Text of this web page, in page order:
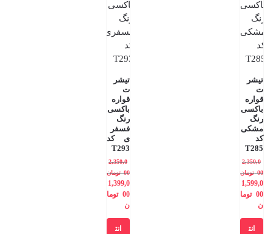
تیشر
ت
قواره
باکسی
رنگ
مشکی
کد
T285
2,350,0
00 تومان
1,599,0
00 توما
ن
انت
تیشر
ت
قواره
باکسی
رنگ
فسفر
ی کد
T293
2,350,0
00 تومان
1,399,0
00 توما
ن
انت